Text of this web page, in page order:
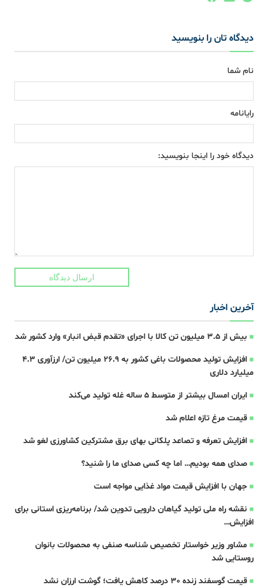
دیدگاه تان را بنویسید
نام شما
رایانامه
دیدگاه خود را اینجا بنویسید:
ارسال دیدگاه
آخرین اخبار
بیش از ۳.۵ میلیون تن کالا با اجرای «تقدم قبض انبار» وارد کشور شد
افزایش تولید محصولات باغی کشور به ۲۶.۹ میلیون تن/ ارزآوری ۴.۳
میلیارد دلاری
ایران امسال بیشتر از متوسط 5 ساله غله تولید می‌کند
قیمت مرغ تازه اعلام شد
افزایش تعرفه و تصاعد پلکانی بهای برق مشترکین کشاورزی لغو شد
صدای همه بودیم… اما چه کسی صدای ما را شنید؟
جهان با افزایش قیمت مواد غذایی مواجه است
نقشه راه ملی تولید گیاهان دارویی تدوین شد/ برنامه‌ریزی استانی برای
افزایش…
مشاور وزیر خواستار تخصیص شناسه صنفی به محصولات بانوان
روستایی شد
قیمت گوسفند زنده 30 درصد کاهش یافت؛ گوشت ارزان نشد